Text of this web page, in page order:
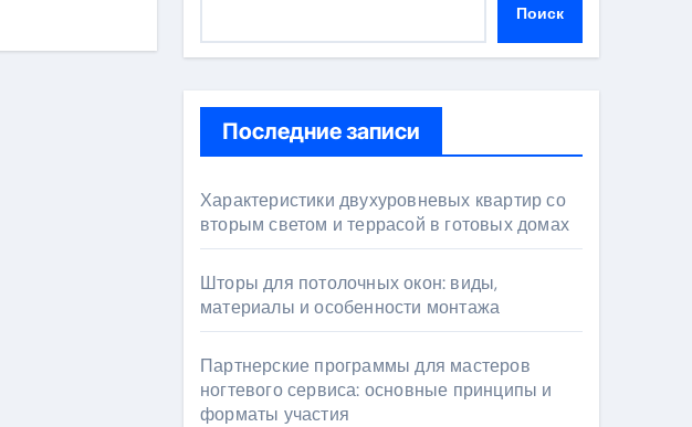
Поиск
Последние записи
Характеристики двухуровневых квартир со
вторым светом и террасой в готовых домах
Шторы для потолочных окон: виды,
материалы и особенности монтажа
Партнерские программы для мастеров
ногтевого сервиса: основные принципы и
форматы участия